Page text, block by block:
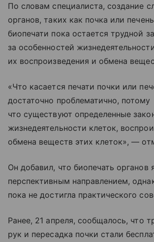
По словам специалиста, создание
органов, таких как почка или
биопечати пока остается трудной
за особенностей
их воспроизведения и обмена
«Что касается печати почки или
достаточно проблематично, потому
что существуют определенные
жизнедеятельности клеток,
обмена веществ этих клеток», —
Он добавил, что биопечать органов
перспективным направлением,
пока не достигла практического
Ранее, 21 апреля, сообщалось, что
рук и пересадка почки стали